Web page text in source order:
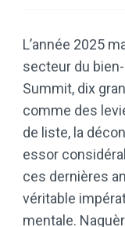
L’année 2025
secteur du
Summit, dix
comme des
de liste, la
essor
ces dernières
véritable
mentale.